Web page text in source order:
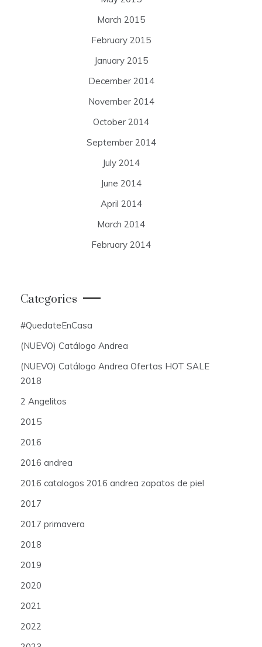
March 2015
February 2015
January 2015
December 2014
November 2014
October 2014
September 2014
July 2014
June 2014
April 2014
March 2014
February 2014
Categories
#QuedateEnCasa
(NUEVO) Catálogo Andrea
(NUEVO) Catálogo Andrea Ofertas HOT SALE
2018
2 Angelitos
2015
2016
2016 andrea
2016 catalogos 2016 andrea zapatos de piel
2017
2017 primavera
2018
2019
2020
2021
2022